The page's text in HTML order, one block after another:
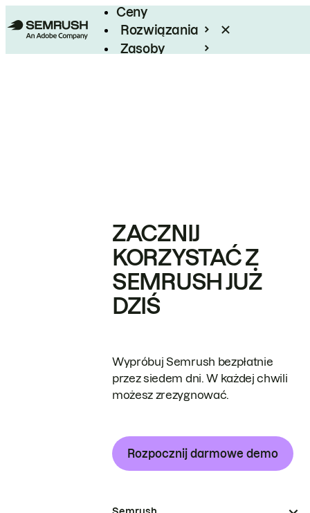
Ceny
Rozwiązania
Zasoby
ZACZNIJ
KORZYSTAĆ Z
SEMRUSH JUŻ
DZIŚ
Wypróbuj Semrush bezpłatnie
przez siedem dni. W każdej chwili
możesz zrezygnować.
Rozpocznij darmowe demo